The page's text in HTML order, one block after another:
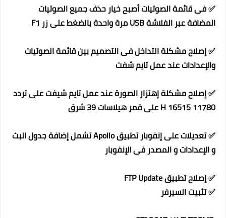
✅ فى قائمة الصوتيات أصبح خيار حذف جميع الصوتيات
المضافة عبر الفلاشة USB مرة واحدة بالضغط على زر F1
✅ إصلاح مشكلة التداخل فى التصميم بين قائمة الصوتيات
والإعدادات عند عمل تايم شفت
✅ إصلاح مشكلة إهتزاز الصورة عند عمل تايم شيفت على تردد
11780 H 16515 على قمر هيلاسات 39 شرق
✅ تعديلات على إنفوبار تطبيق Apollo تشمل إضافة جدول البث
و الإعدادات و المصدر فى الإنفوبار
✅ إصلاح تطبيق FTP Update
✅ تثبيت السيرفر